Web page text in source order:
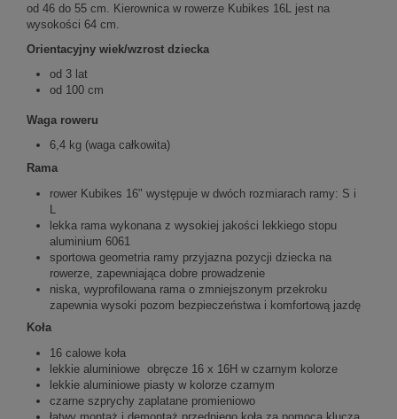
od 46 do 55 cm. Kierownica w rowerze Kubikes 16L jest na
wysokości 64 cm.
Orientacyjny wiek/wzrost dziecka
od 3 lat
od 100 cm
Waga roweru
6,4 kg (waga całkowita)
Rama
rower Kubikes 16" występuje w dwóch rozmiarach ramy: S i
L
lekka rama wykonana z wysokiej jakości lekkiego stopu
aluminium 6061
sportowa geometria ramy przyjazna pozycji dziecka na
rowerze, zapewniająca dobre prowadzenie
niska, wyprofilowana rama o zmniejszonym przekroku
zapewnia wysoki pozom bezpieczeństwa i komfortową jazdę
Koła
16 calowe koła
lekkie aluminiowe obręcze 16 x 16H w czarnym kolorze
lekkie aluminiowe piasty w kolorze czarnym
czarne szprychy zaplatane promieniowo